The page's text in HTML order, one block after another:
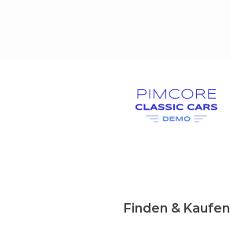
Finden & Kaufen